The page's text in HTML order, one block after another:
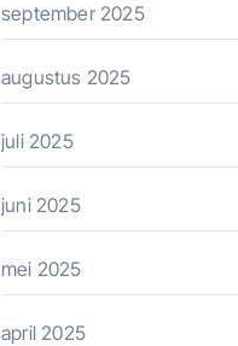
september 2025
augustus 2025
juli 2025
juni 2025
mei 2025
april 2025